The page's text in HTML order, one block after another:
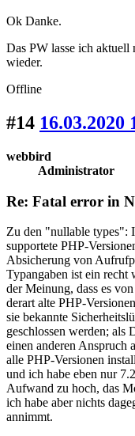
Ok Danke.
Das PW lasse ich
wieder.
Offline
#14 16.03.2020
webbird
Administrator
Re: Fatal error in
Zu den "nullable types":
supportete PHP-
Absicherung von
Typangaben ist ein recht
der Meinung, dass es
derart alte PHP-
sie bekannte
geschlossen werden; als
einen anderen Anspruch
alle PHP-Versionen
und ich habe eben nur
Aufwand zu hoch, das
ich habe aber nichts
annimmt.